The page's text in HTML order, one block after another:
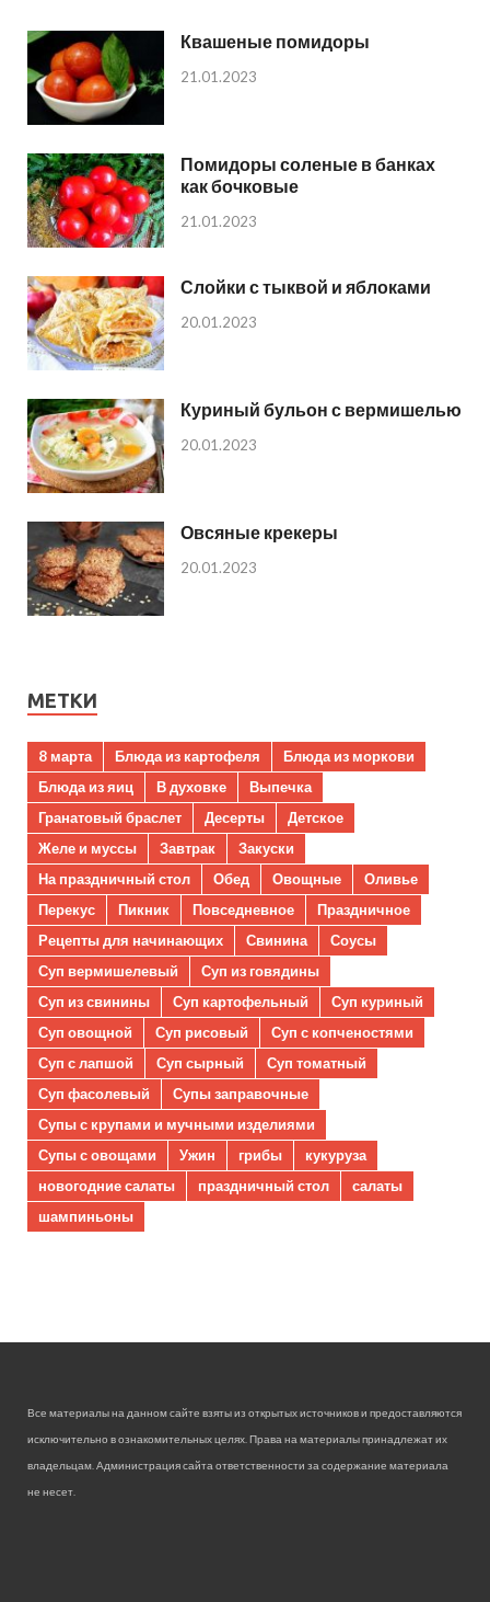
Квашеные помидоры
21.01.2023
Помидоры соленые в банках
как бочковые
21.01.2023
Слойки с тыквой и яблоками
20.01.2023
Куриный бульон с вермишелью
20.01.2023
Овсяные крекеры
20.01.2023
МЕТКИ
8 марта Блюда из картофеля
Блюда из моркови
Блюда из яиц
В духовке
Выпечка
Гранатовый браслет
Десерты
Детское
Желе и муссы
Завтрак
Закуски
На праздничный стол
Обед Овощные
Оливье
Перекус
Пикник Повседневное
Праздничное
Рецепты для начинающих
Свинина
Соусы
Суп вермишелевый
Суп из говядины
Суп из свинины
Суп картофельный
Суп куриный
Суп овощной
Суп рисовый
Суп с копченостями
Суп с лапшой
Суп сырный
Суп томатный
Суп фасолевый
Супы заправочные
Супы с крупами и мучными изделиями
Супы с овощами
Ужин грибы
кукуруза
новогодние салаты
праздничный стол
салаты
шампиньоны
Все материалы на данном сайте взяты из открытых источников и предоставляются
исключительно в ознакомительных целях. Права на материалы принадлежат их
владельцам. Администрация сайта ответственности за содержание материала
не несет.